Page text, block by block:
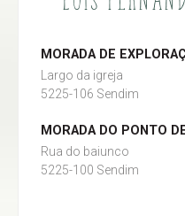
MORADA DE
Largo da igreja
5225-106 Sendim
MORADA DO PONTO
Rua do baiunco
5225-100 Sendim